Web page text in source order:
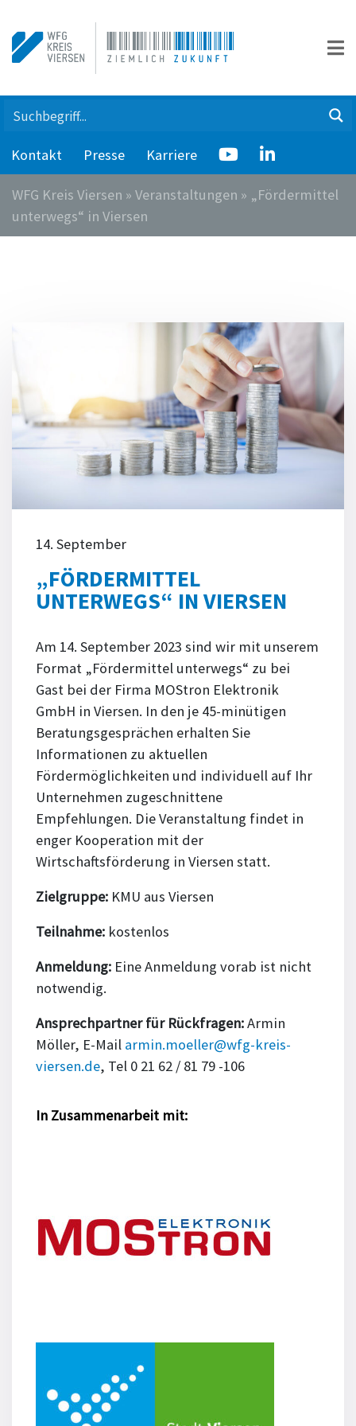
Kontakt Presse Karriere
WFG Kreis Viersen » Veranstaltungen » „Fördermittel
unterwegs“ in Viersen
14. September
„FÖRDERMITTEL
UNTERWEGS“ IN VIERSEN
Am 14. September 2023 sind wir mit unserem
Format „Fördermittel unterwegs“ zu bei
Gast bei der Firma MOStron Elektronik
GmbH in Viersen. In den je 45-minütigen
Beratungsgesprächen erhalten Sie
Informationen zu aktuellen
Fördermöglichkeiten und individuell auf Ihr
Unternehmen zugeschnittene
Empfehlungen. Die Veranstaltung findet in
enger Kooperation mit der
Wirtschaftsförderung in Viersen statt.
Zielgruppe: KMU aus Viersen
Teilnahme: kostenlos
Anmeldung: Eine Anmeldung vorab ist nicht
notwendig.
Ansprechpartner für Rückfragen:Armin
Möller, E-Mail armin.moeller@wfg-kreis-
viersen.de, Tel 0 21 62 / 81 79 -106
In Zusammenarbeit mit: